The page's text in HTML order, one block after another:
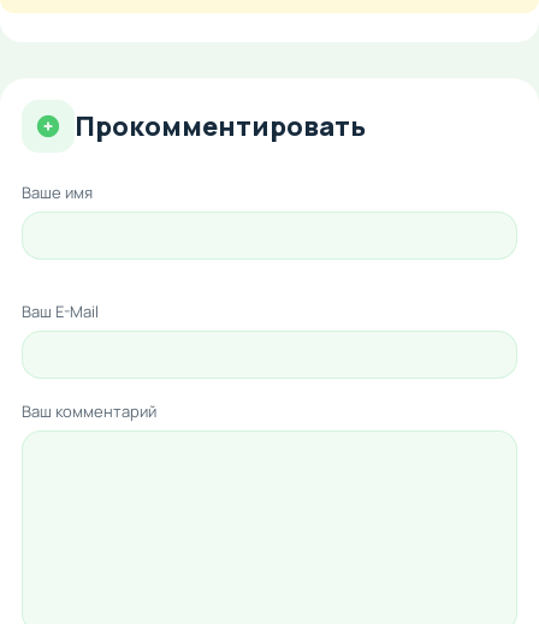
Прокомментировать
Ваше имя
Ваш E-Mail
Ваш комментарий